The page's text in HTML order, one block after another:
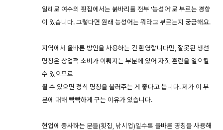
일례로 여수의 횟집에서는 붉바리를 전부 '능성어'로 부르는 경향
이 있습니다. 그렇다면 원래 능성어는 뭐라고 부르는지 궁금해요.
지역에서 올바른 방언을 사용하는 건 환영합니다만, 잘못된 생선
명칭은 상업적 소비가 이뤄지는 부분에 있어 자칫 혼란을 일으킬
수 있으므로
될 수 있으면 정식 명칭을 불러주는 게 좋다고 봅니다. 제가 이 부
분에 대해 빡빡하게 구는 이유가 있습니다.
현업에 종사하는 분들(횟집, 낚시업)일수록 올바른 명칭을 사용해